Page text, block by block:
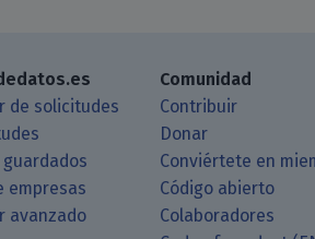
tu lector de RSS
de solicitudes
empresas
avanzado
Comunidad
Contribuir
Donar
Conviértete en
Código abierto
Colaboradores